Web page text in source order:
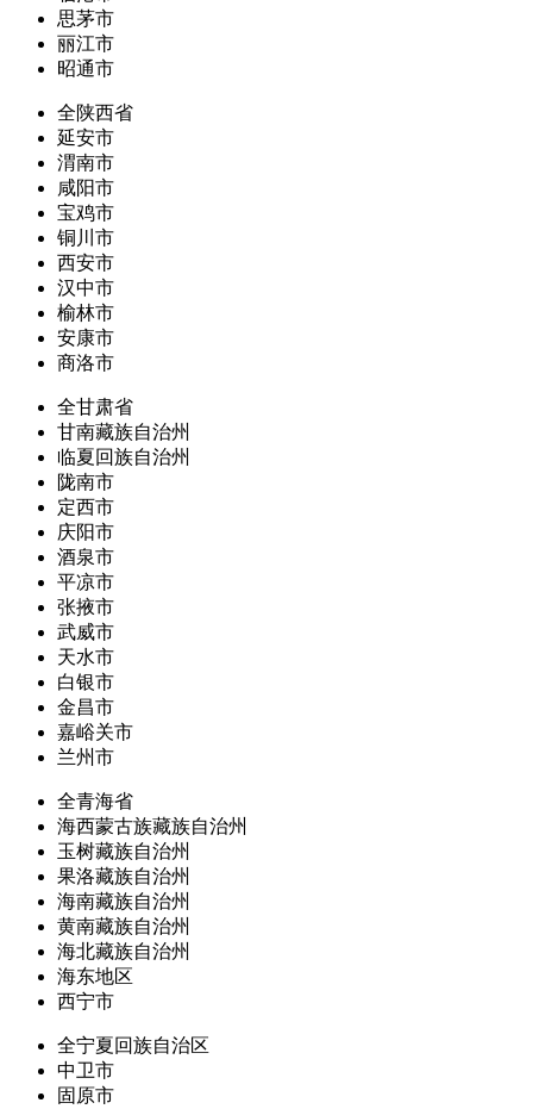
思茅市
丽江市
昭通市
全陕西省
延安市
渭南市
咸阳市
宝鸡市
铜川市
西安市
汉中市
榆林市
安康市
商洛市
全甘肃省
甘南藏族自治州
临夏回族自治州
陇南市
定西市
庆阳市
酒泉市
平凉市
张掖市
武威市
天水市
白银市
金昌市
嘉峪关市
兰州市
全青海省
海西蒙古族藏族自治州
玉树藏族自治州
果洛藏族自治州
海南藏族自治州
黄南藏族自治州
海北藏族自治州
海东地区
西宁市
全宁夏回族自治区
中卫市
固原市